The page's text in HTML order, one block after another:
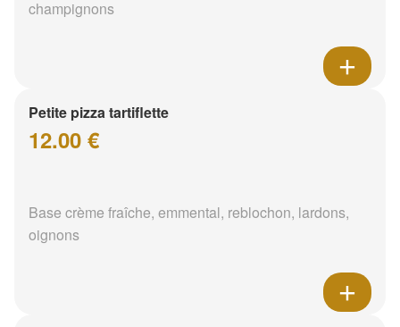
champignons
Petite pizza tartiflette
12.00 €
Base crème fraîche, emmental, reblochon, lardons,
oignons